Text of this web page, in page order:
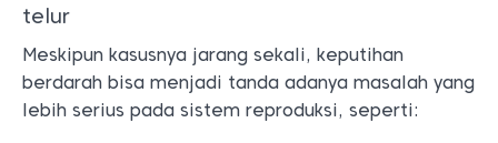
telur
Meskipun kasusnya jarang sekali, keputihan
berdarah bisa menjadi tanda adanya masalah yang
lebih serius pada sistem reproduksi, seperti: